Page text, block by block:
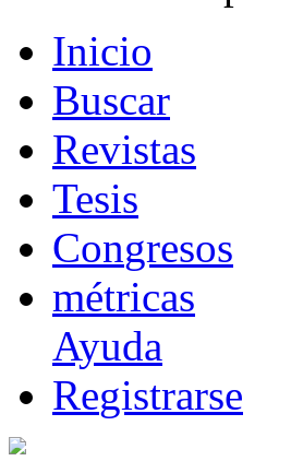
Inicio
Buscar
Revistas
Tesis
Congresos
métricas
Ayuda
Registrarse